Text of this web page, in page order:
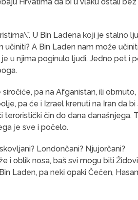
U Bin Ladena koji je stalno
A Bin Laden nam može
u njima poginulo ljudi. Jedno pet i
pa na Afganistan, ili obrnuto,
pa će i Izrael krenuti na Iran da bi
čin do dana današnjega.
je sve i počelo.
Londončani? Njujorčani?
i oblik nosa, baš svi mogu biti
Laden, pa neki opaki Čečen,